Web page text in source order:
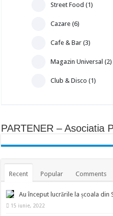
Street Food (1)
Cazare (6)
Cafe & Bar (3)
Magazin Universal (2)
Club & Disco (1)
PARTENER – Asociatia
Recent Popular Comments
Au început lucrările la școala din
15 iunie, 2022